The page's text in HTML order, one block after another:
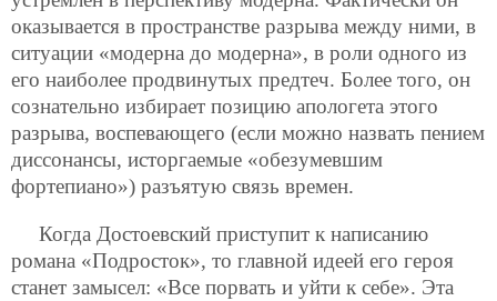
оказывается в пространстве разрыва между ними, в
ситуации «модерна до модерна», в роли одного из
его наиболее продвинутых предтеч. Более того, он
сознательно избирает позицию апологета этого
разрыва, воспевающего (если можно назвать пением
диссонансы, исторгаемые «обезумевшим
фортепиано») разъятую связь времен.
Когда Достоевский приступит к написанию
романа «Подросток», то главной идеей его героя
станет замысел: «Все порвать и уйти к себе». Эта